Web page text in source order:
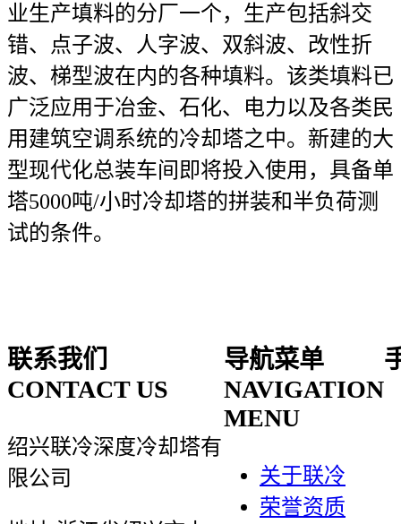
业生产填料的分厂一个，生产包括斜交
错、点子波、人字波、双斜波、改性折
波、梯型波在内的各种填料。该类填料已
广泛应用于冶金、石化、电力以及各类民
用建筑空调系统的冷却塔之中。新建的大
型现代化总装车间即将投入使用，具备单
塔5000吨/小时冷却塔的拼装和半负荷测
试的条件。
联系我们
CONTACT US
绍兴联冷深度冷却塔有
限公司
导航菜单
NAVIGATION
MENU
关于联冷
荣誉资质